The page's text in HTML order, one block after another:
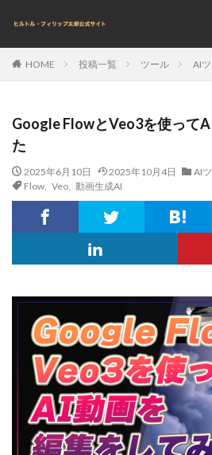
HOME 投稿一覧 ツール AI
Google FlowとVeo3を使って
た
2025年6月10日 2025年10月4日 AI
Flow, Veo, 動画生成AI